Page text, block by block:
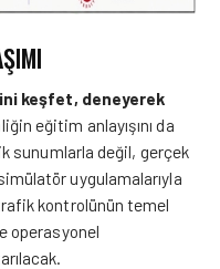
keşfet, deneyerek
eğitim anlayışını da
sunumlarla değil, gerçek
uygulamalarıyla
kontrolünün temel
operasyonel